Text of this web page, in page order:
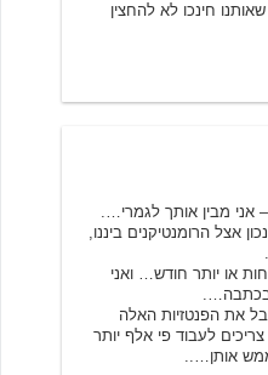
חינכו לא להחצין
אני מבין אותך לגמרי….
אצל הרומנטיקנים ביננו,
או יותר חודש… ואני
את הפנטזיות האלה
לעבוד פי אלף יותר
אותן…..